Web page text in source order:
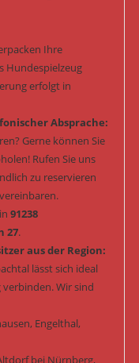
Ihre
Hundespielzeug
erfolgt in
Absprache:
Gerne können Sie
Rufen Sie uns
zu reservieren
91238
27.
aus der Region:
lässt sich ideal
Wir sind
Engelthal,
bei Nürnberg,